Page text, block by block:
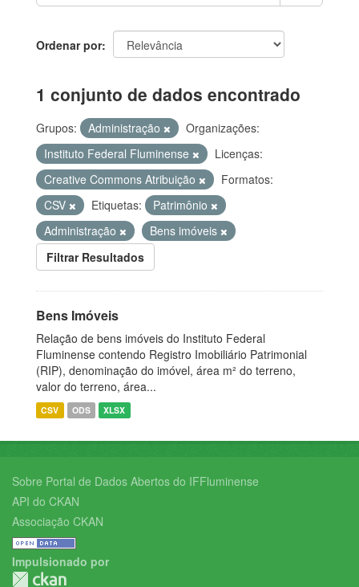
Ordenar por
1 conjunto de dados encontrado
Grupos: Administração
Organizações:
Instituto Federal Fluminense
Licenças:
Creative Commons Atribuição
Formatos:
CSV
Etiquetas:
Patrimônio
Administração
Bens imóveis
Filtrar Resultados
Bens Imóveis
Relação de bens imóveis do Instituto Federal
Fluminense contendo Registro Imobiliário Patrimonial
(RIP), denominação do imóvel, área m² do terreno,
valor do terreno, área...
CSV ODS XLSX
Sobre Portal de Dados Abertos do IFFluminense
API do CKAN
Associação CKAN
Impulsionado por